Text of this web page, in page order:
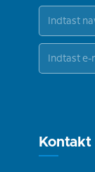
Kontakt